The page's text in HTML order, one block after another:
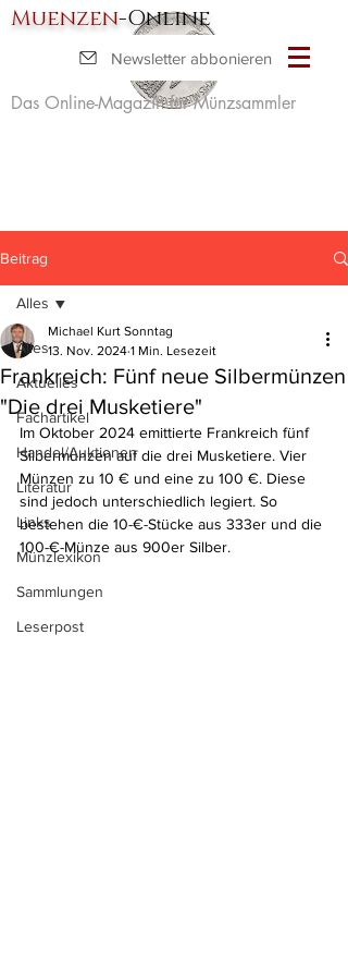
Muenzen-Online
Das Online-Magazin für Münzsammler
Newsletter abbonieren
Beitrag
Alles
Aktuelles
Fachartikel
Handel/Auktionen
Literatur
Links
Münzlexikon
Sammlungen
Leserpost
Alles
Frankreich: Fünf neue Silbermünzen
"Die drei Musketiere"
Michael Kurt Sonntag
13. Nov. 2024 1 Min. Lesezeit
Im Oktober 2024 emittierte Frankreich fünf
Silbermünzen auf die drei Musketiere. Vier
Münzen zu 10 € und eine zu 100 €. Diese
sind jedoch unterschiedlich legiert. So
bestehen die 10-€-Stücke aus 333er und die
100-€-Münze aus 900er Silber.